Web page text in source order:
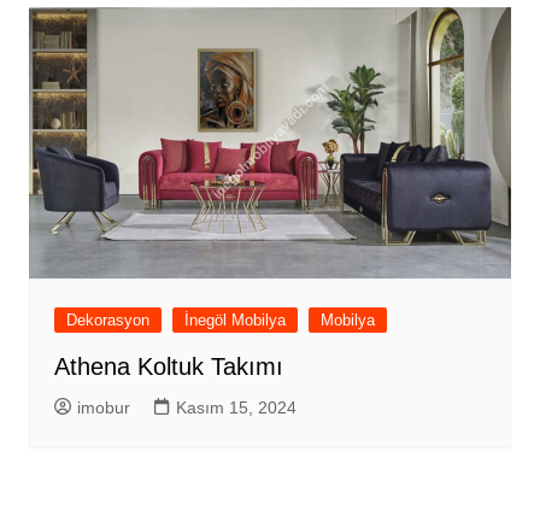
Dekorasyon İnegöl Mobilya Mobilya
Athena Koltuk Takımı
imobur Kasım 15, 2024